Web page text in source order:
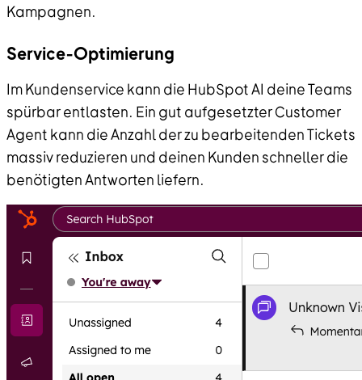
Kampagnen.
Service-Optimierung
Im Kundenservice kann die HubSpot AI deine Teams
spürbar entlasten. Ein gut aufgesetzter Customer
Agent kann die Anzahl der zu bearbeitenden Tickets
massiv reduzieren und deinen Kunden schneller die
benötigten Antworten liefern.